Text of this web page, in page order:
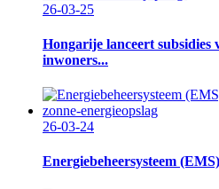
26-03-25
Hongarije lanceert subsidies
inwoners...
26-03-24
Energiebeheersysteem